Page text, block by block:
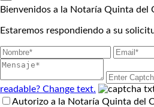
Bienvenidos a la Notaría Quinta del
Estaremos respondiendo a su
readable? Change text.
Autorizo a la Notaría Quinta del